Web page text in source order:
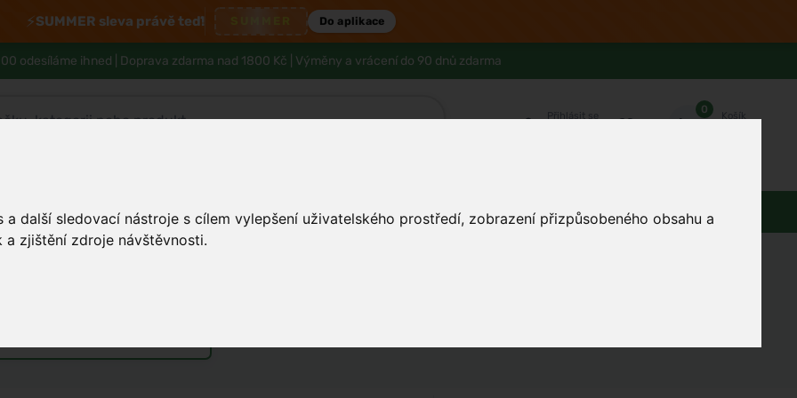
další sledovací nástroje s cílem vylepšení uživatelského prostředí, zobrazení přizpůsobeného obsahu a
zjištění zdroje návštěvnosti.
⚡SUMMER sleva právě teď! Do aplikace
odesíláme ihned | Doprava zdarma nad 1800 Kč | Výměny a vrácení do 90 dnů zdarma
Přihlásit se
0
Košík
Tělo a hygiena Zdraví Domácnost Dárky Obuv / oblečení
potřebujete